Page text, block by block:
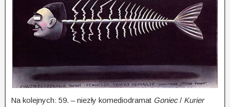
Na kolejnych: 59. – niezły komediodramat Goniec/ Kurier